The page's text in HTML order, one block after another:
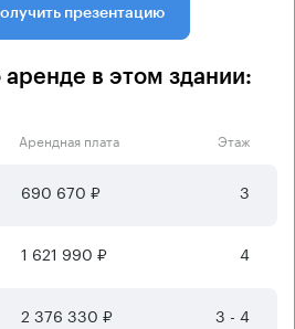
презентацию
аренде в этом здании:
Арендная плата Этаж
690 670 ₽ 3
1 621 990 ₽ 4
2 376 330 ₽ 3 - 4